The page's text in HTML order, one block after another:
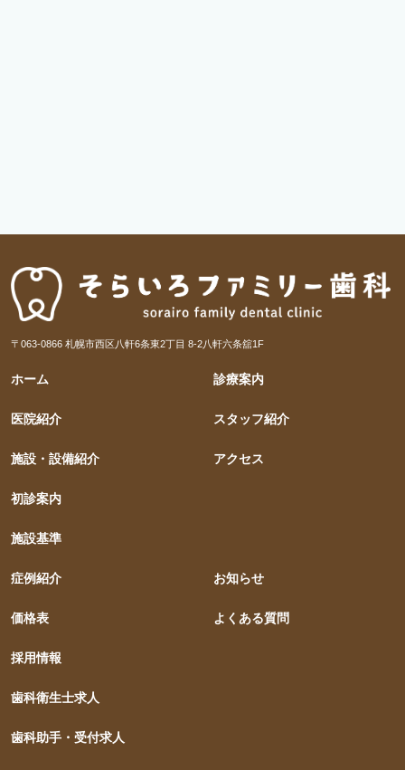
〒063-0866 札幌市西区八軒6条東2丁目 8-2八軒六条舘1F
ホーム
医院紹介
施設・設備紹介
初診案内
施設基準
診療案内
スタッフ紹介
アクセス
症例紹介
価格表
採用情報
歯科衛生士求人
歯科助手・受付求人
お知らせ
よくある質問